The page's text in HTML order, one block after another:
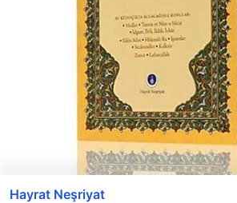
Hayrat Neşriyat